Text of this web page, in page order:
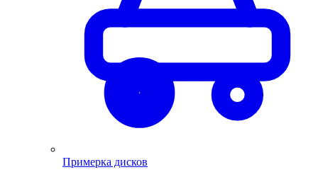
Примерка дисков